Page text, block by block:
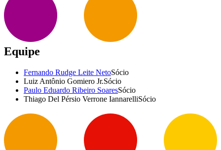
Equipe
Fernando Rudge Leite NetoSócio
Luiz Antônio Gomiero Jr.Sócio
Paulo Eduardo Ribeiro SoaresSócio
Thiago Del Pérsio Verrone IannarelliSócio